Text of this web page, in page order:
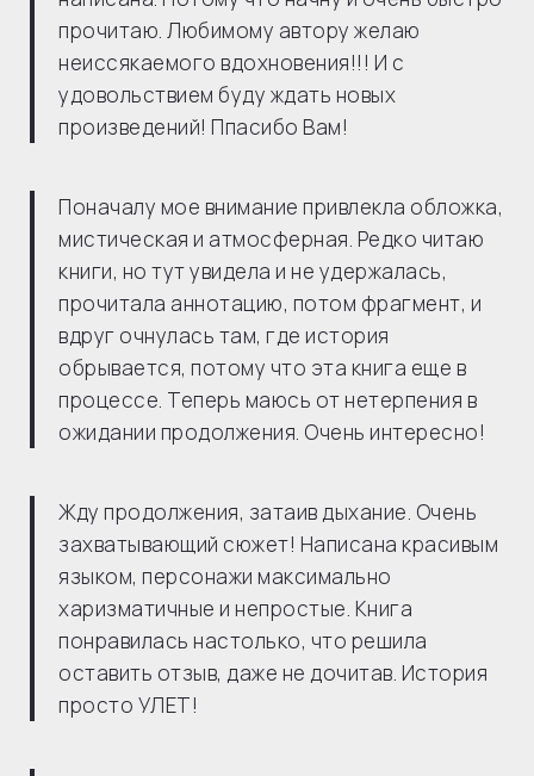
прочитаю. Любимому автору желаю
неиссякаемого вдохновения!!! И с
удовольствием буду ждать новых
произведений! Ппасибо Вам!
Поначалу мое внимание привлекла обложка,
мистическая и атмосферная. Редко читаю
книги, но тут увидела и не удержалась,
прочитала аннотацию, потом фрагмент, и
вдруг очнулась там, где история
обрывается, потому что эта книга еще в
процессе. Теперь маюсь от нетерпения в
ожидании продолжения. Очень интересно!
Жду продолжения, затаив дыхание. Очень
захватывающий сюжет! Написана красивым
языком, персонажи максимально
харизматичные и непростые. Книга
понравилась настолько, что решила
оставить отзыв, даже не дочитав. История
просто УЛЕТ!